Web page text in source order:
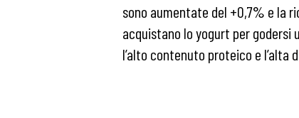
sono aumentate del +0,7% e la
acquistano lo yogurt per godersi
l’alto contenuto proteico e l’alta